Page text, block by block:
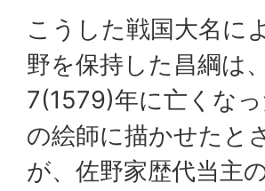
こうした戦国大名に
野を保持した昌綱は
7(1579)年に亡くな
の絵師に描かせたと
が、佐野家歴代当主